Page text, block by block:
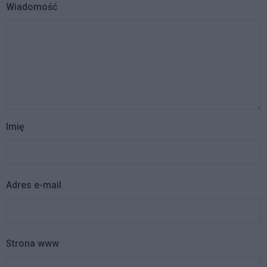
Wiadomość
Imię
Adres e-mail
Strona www